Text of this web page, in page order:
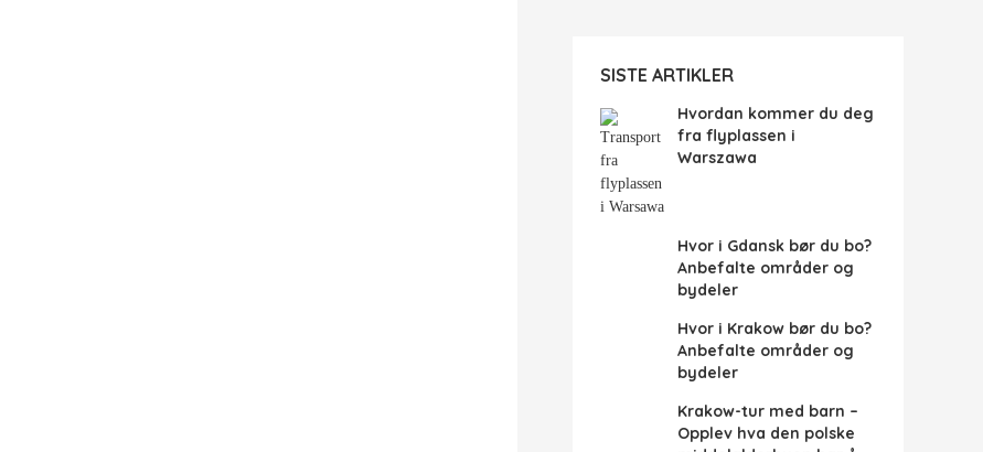
SISTE ARTIKLER
Hvordan kommer du deg
fra flyplassen i
Warszawa
Hvor i Gdansk bør du bo?
Anbefalte områder og
bydeler
Hvor i Krakow bør du bo?
Anbefalte områder og
bydeler
Krakow-tur med barn –
Opplev hva den polske